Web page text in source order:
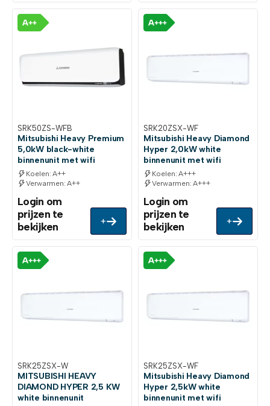
Koelen: A++
Verwarmen: A++
SRK50ZS-WFB
Mitsubishi Heavy Premium
5,0kW black-white
binnenunit met wifi
Login om
prijzen te
bekijken
+
Koelen: A+++
Verwarmen: A+++
SRK20ZSX-WF
Mitsubishi Heavy Diamond
Hyper 2,0kW white
binnenunit met wifi
Login om
prijzen te
bekijken
+
SRK25ZSX-W
MITSUBISHI HEAVY
DIAMOND HYPER 2,5 KW
white binnenunit
SRK25ZSX-WF
Mitsubishi Heavy Diamond
Hyper 2,5kW white
binnenunit met wifi